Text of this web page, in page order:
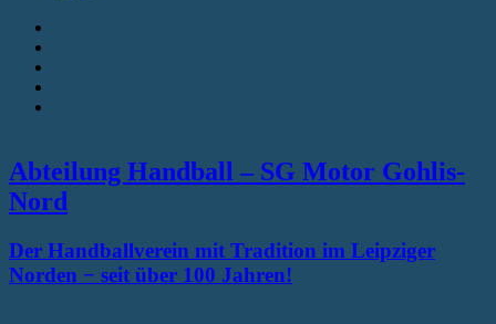
Abteilung Handball – SG Motor Gohlis-
Nord
Der Handballverein mit Tradition im Leipziger
Norden − seit über 100 Jahren!